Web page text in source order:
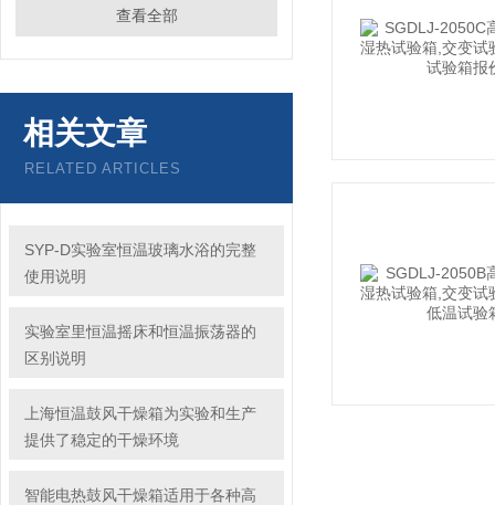
查看全部
相关文章
RELATED ARTICLES
SYP-D实验室恒温玻璃水浴的完整
使用说明
实验室里恒温摇床和恒温振荡器的
区别说明
上海恒温鼓风干燥箱为实验和生产
提供了稳定的干燥环境
智能电热鼓风干燥箱适用于各种高